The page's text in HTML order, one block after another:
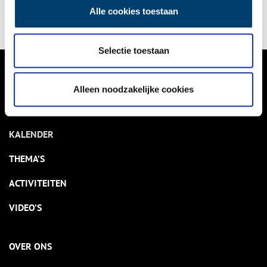
Alle cookies toestaan
Selectie toestaan
Alleen noodzakelijke cookies
NIEUWS
KALENDER
THEMA’S
ACTIVITEITEN
VIDEO’S
OVER ONS